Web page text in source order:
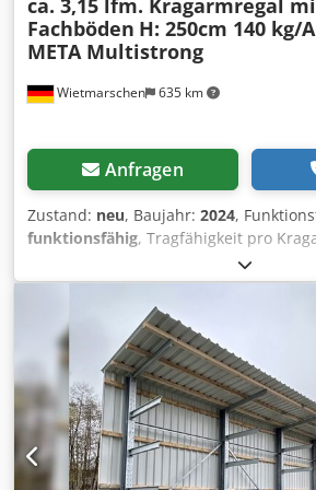
Wietmarschen 635 km
ca. 3,15 lfm. Kragarmregal
Fachböden H: 250cm 140 kg/
META Multistrong
Anfragen
Zustand: neu, Baujahr: 2024,
funktionsfähig, Tragfähigkeit pro
, Gesamtlänge:
Gesamthöhe:2’500 mm, Achsabstand:
Tragfähigkeit pro Ständer:
,
Kragarmregal mit Fachböden 60cm Tief
kg/Arm META Multistrong Daten : - H :
81 cm - L : ca. 315 cm - Kragarme : ca.
103 cm - NEUWARE sofort ab Lager. -
Arm - 1120 kg Belastung pro Ständer -
(enzianblau). - Kragarme in RAL5010
werden eingehakt und durch